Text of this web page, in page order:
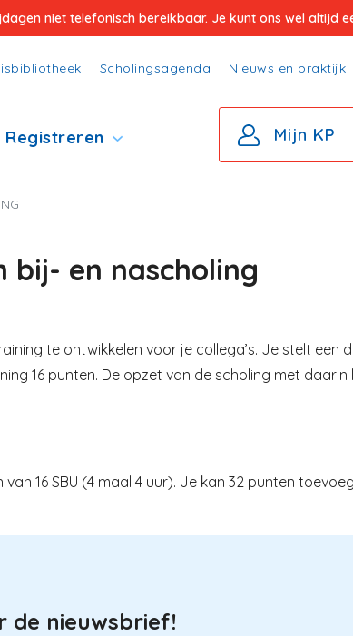
niet telefonisch bereikbaar. Je kunt ons wel altijd
Scholingsagenda Nieuws en praktijk
Registreren Mijn KP
bij- en nascholing
te ontwikkelen voor je collega’s. Je stelt een
16 punten. De opzet van de scholing met daarin
16 SBU (4 maal 4 uur). Je kan 32 punten
de nieuwsbrief!